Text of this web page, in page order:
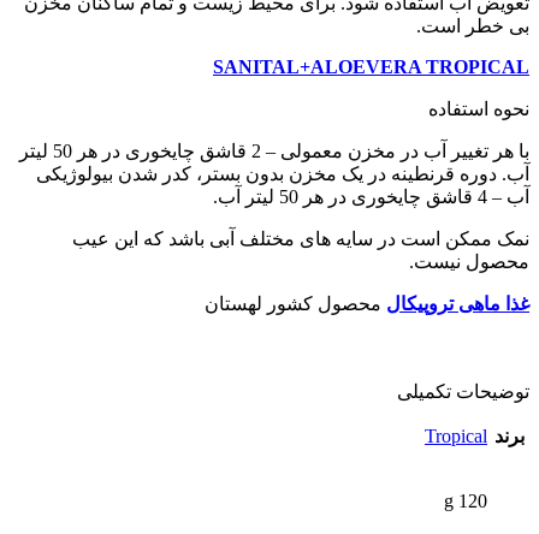
بی خطر است.
SANITAL+ALOEVERA TROPICAL
نحوه استفاده
با هر تغییر آب در مخزن معمولی – 2 قاشق چایخوری در هر 50 لیتر
آب. دوره قرنطینه در یک مخزن بدون بستر، کدر شدن بیولوژیکی
آب – 4 قاشق چایخوری در هر 50 لیتر آب.
نمک ممکن است در سایه های مختلف آبی باشد که این عیب
محصول نیست.
غذا ماهی تروپیکال محصول کشور لهستان
توضیحات تکمیلی
برند Tropical
g 120